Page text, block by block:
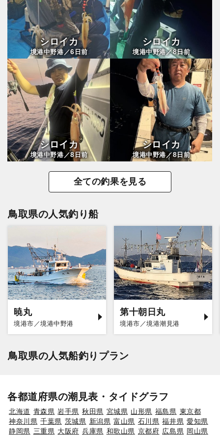
シロイカ
境港中野港／6 日前
シロイカ
境港中野港／8日前
シロイカ
境港中野港／8日前
シロイカ
境港中野港／8日前
全ての釣果を見る
鳥取県の人気釣り船
暁丸
境港市／境港中野港
第十朝日丸
境港市／境港潮見港
鳥取県の人気船釣りプラン
各都道府県の潮見表・タイドグラフ
北海道 青森県 岩手県 秋田県 宮城県 山形県 福島県 東京都
神奈川県 千葉県 茨城県 新潟県 富山県 石川県 福井県 愛知県
静岡県 三重県 大阪府 兵庫県 和歌山県 京都府 広島県 岡山県